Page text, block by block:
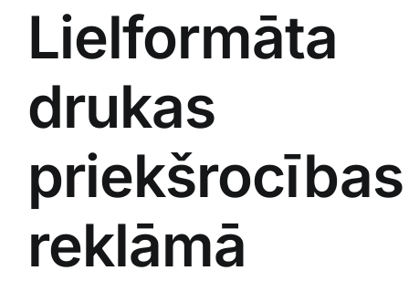
Video galerija
Par mums
BUJ
Kontakti
Lielformāta
drukas
priekšrocības
reklāmā